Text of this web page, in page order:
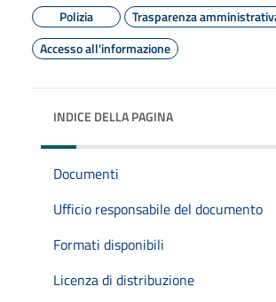
Polizia
Trasparenza
Accesso all'informazione
INDICE DELLA PAGINA
Documenti
Ufficio responsabile del documento
Formati disponibili
Licenza di distribuzione